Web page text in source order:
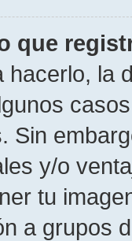
que
hacerlo, la
Sin
y/o
tu
a grupos